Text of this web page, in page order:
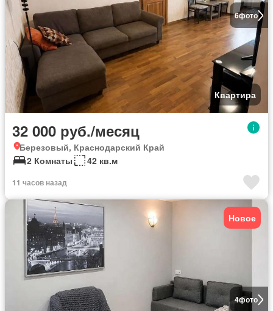
6фото
Квартира
32 000 руб./месяц
Березовый, Краснодарский Край
2 Комнаты
42 кв.м
11 часов назад
4фото
Новое